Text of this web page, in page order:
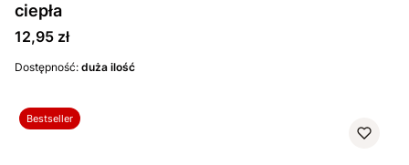
ciepła
Cena
12,95 zł
Dostępność: duża ilość
Bestseller